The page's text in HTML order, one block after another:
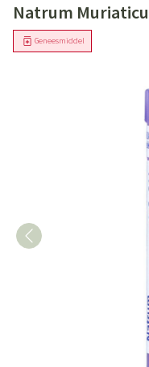
Natrum
Geneesmiddel